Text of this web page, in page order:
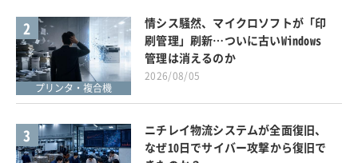
2
プリンタ・複合機
情シス騒然、マイクロソフトが「印
刷管理」刷新…ついに古いWindows
管理は消えるのか
2026/08/05
3
ニチレイ物流システムが全面復旧、
なぜ10日でサイバー攻撃から復旧で